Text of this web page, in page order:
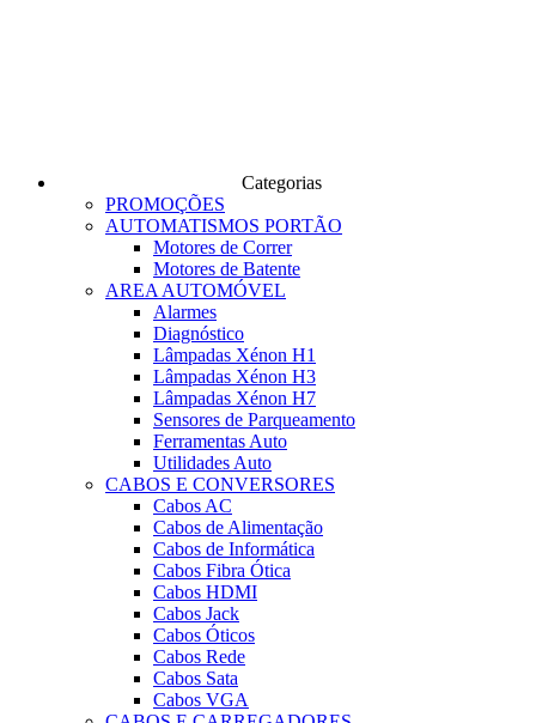
Categorias
PROMOÇÕES
AUTOMATISMOS PORTÃO
Motores de Correr
Motores de Batente
AREA AUTOMÓVEL
Alarmes
Diagnóstico
Lâmpadas Xénon H1
Lâmpadas Xénon H3
Lâmpadas Xénon H7
Sensores de Parqueamento
Ferramentas Auto
Utilidades Auto
CABOS E CONVERSORES
Cabos AC
Cabos de Alimentação
Cabos de Informática
Cabos Fibra Ótica
Cabos HDMI
Cabos Jack
Cabos Óticos
Cabos Rede
Cabos Sata
Cabos VGA